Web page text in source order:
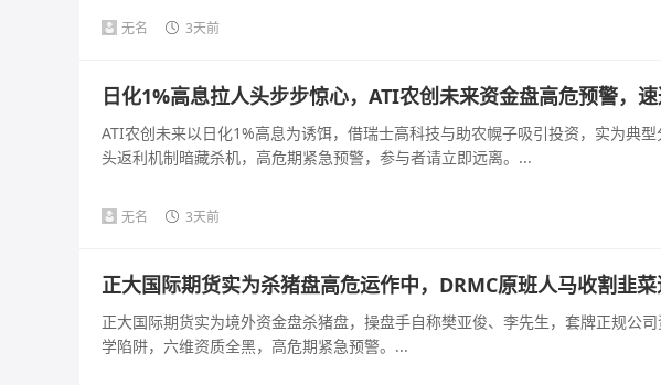
无名 3天前
日化1%高息拉人头步步惊心，ATI农创未来资金盘高危预警，速
ATI农创未来以日化1%高息为诱饵，借瑞士高科技与助农幌子吸引投资，实为典
头返利机制暗藏杀机，高危期紧急预警，参与者请立即远离。...
无名 3天前
正大国际期货实为杀猪盘高危运作中，DRMC原班人马收割韭
正大国际期货实为境外资金盘杀猪盘，操盘手自称樊亚俊、李先生，套牌正规公
学陷阱，六维资质全黑，高危期紧急预警。...